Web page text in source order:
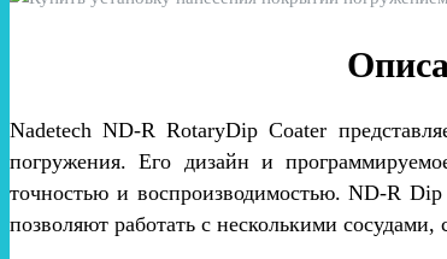
Nadetech ND-R RotaryDip Coater
погружения. Его дизайн и
точностью и воспроизводимостью. ND-R
позволяют работать с несколькими